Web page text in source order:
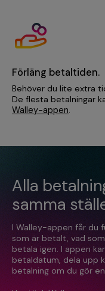
Förläng betaltiden.
Behöver du lite extra
De flesta betalningar
Walley-appen.
Alla
samma
I Walley-appen får du
som är betalt, vad
betala igen. I appen
betaldatum, dela upp
betalning om du gör